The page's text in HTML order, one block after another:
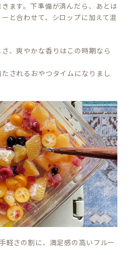
ます。下準備が済んだら、あとは
と合わせて、シロップに加えて混
、爽やかな香りはこの時期なら
されるおやつタイムになりまし
軽さの割に、満足感の高いフルー